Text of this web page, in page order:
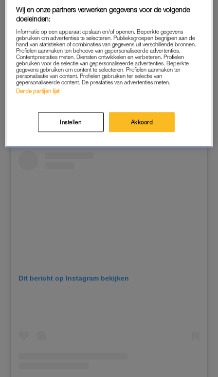
Dit bericht op Instagram bekijken
Wij en onze partners verwerken gegevens voor de volgende
doeleinden:
Informatie op een apparaat opslaan en/of openen. Beperkte gegevens
gebruiken om advertenties te selecteren. Publieksgroepen begrijpen aan de
hand van statistieken of combinaties van gegevens uit verschillende bronnen.
Profielen aanmaken ten behoeve van gepersonaliseerde advertenties.
Contentprestaties meten. Diensten ontwikkelen en verbeteren. Profielen
gebruiken voor de selectie van gepersonaliseerde advertenties. Beperkte
gegevens gebruiken om content te selecteren. Profielen aanmaken ter
personalisatie van content. Profielen gebruiken ter selectie van
gepersonaliseerde content. De prestaties van advertenties meten.
Derde partijen lijst
Instellen Akkoord